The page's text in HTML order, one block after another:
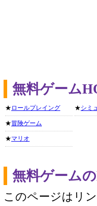
無料ゲーム
★ ロールプレイング
★冒険ゲーム
★マリオ
★シミ
無料ゲーム
このページはリ